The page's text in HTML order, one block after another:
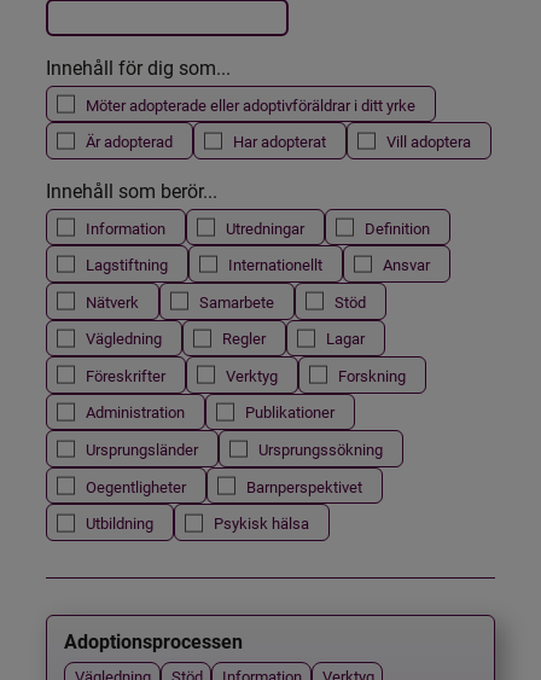
Innehåll för dig som...
Möter adopterade eller adoptivföräldrar i ditt yrke
Är adopterad
Har adopterat Vill adoptera
Innehåll som berör...
Information Utredningar
Definition
Lagstiftning
Internationellt
Ansvar
Nätverk
Samarbete
Stöd
Vägledning
Regler
Lagar
Föreskrifter
Verktyg
Forskning
Administration
Publikationer
Ursprungsländer
Ursprungssökning
Oegentligheter
Barnperspektivet
Utbildning
Psykisk hälsa
Adoptionsprocessen
Vägledning Stöd Information
Verktyg